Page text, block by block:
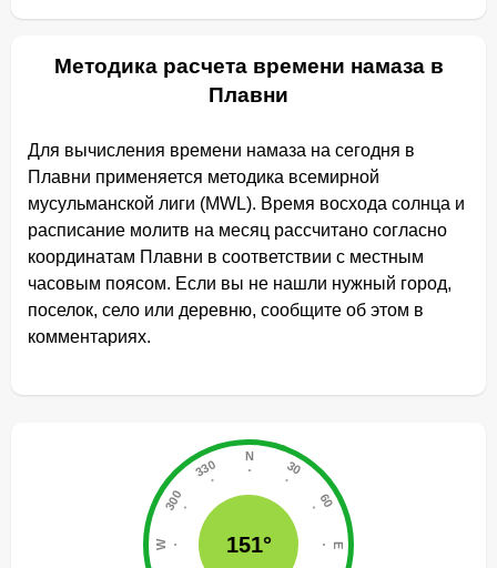
Методика расчета времени намаза в
Плавни
Для вычисления времени намаза на сегодня в
Плавни применяется методика всемирной
мусульманской лиги (MWL). Время восхода солнца и
расписание молитв на месяц рассчитано согласно
координатам Плавни в соответствии с местным
часовым поясом. Если вы не нашли нужный город,
поселок, село или деревню, сообщите об этом в
комментариях.
151°